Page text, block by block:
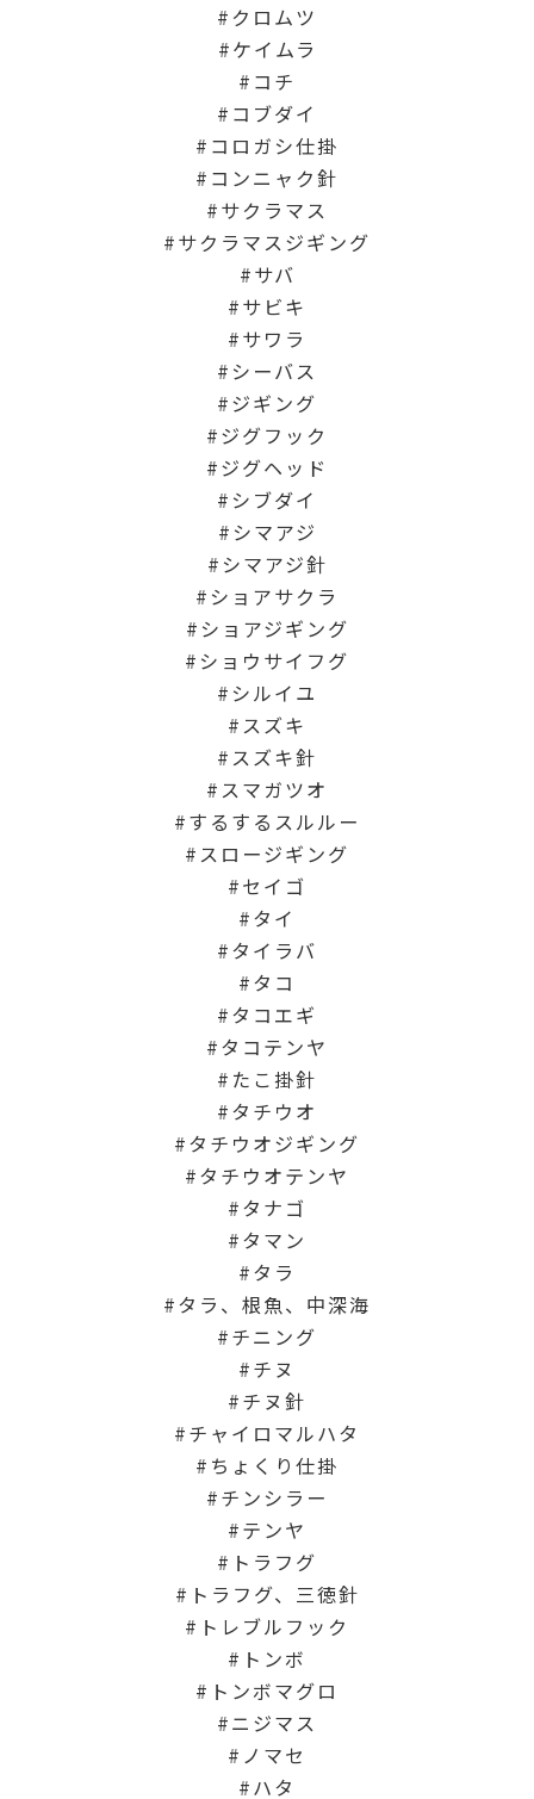
クロムツ
ケイムラ
コチ
コブダイ
コロガシ仕掛
コンニャク針
サクラマス
サクラマスジギング
サバ
サビキ
サワラ
シーバス
ジギング
ジグフック
ジグヘッド
シブダイ
シマアジ
シマアジ針
ショアサクラ
ショアジギング
ショウサイフグ
シルイユ
スズキ
スズキ針
スマガツオ
するするスルルー
スロージギング
セイゴ
タイ
タイラバ
タコ
タコエギ
タコテンヤ
たこ掛針
タチウオ
タチウオジギング
タチウオテンヤ
タナゴ
タマン
タラ
タラ、根魚、中深海
チニング
チヌ
チヌ針
チャイロマルハタ
ちょくり仕掛
チンシラー
テンヤ
トラフグ
トラフグ、三徳針
トレブルフック
トンボ
トンボマグロ
ニジマス
ノマセ
ハタ